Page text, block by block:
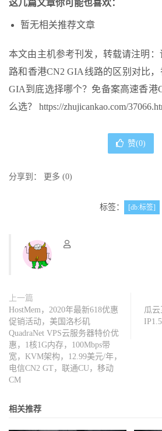
这几篇文章你可能也喜欢：
暂无相关推荐文章
本文由主机参考刊发，转载请注明
路和香港CN2 GIA线路的区别对比，
GIA到底选择哪个？免备案高速香港
么选？ https://zhujicankao.com/
赞(0)
分享到： 更多 (0)
标签： [db:标签]
上一篇
HostMem，2020年最新618优惠
促销活动，美国洛杉矶
QuadraNet VPS云服务器特价优
惠，1核1G内存，100Mbps带
宽，KVM架构，12.99美元/年，
电信CN2 GT，联通CU，移动
CM
瓜云
相关推荐